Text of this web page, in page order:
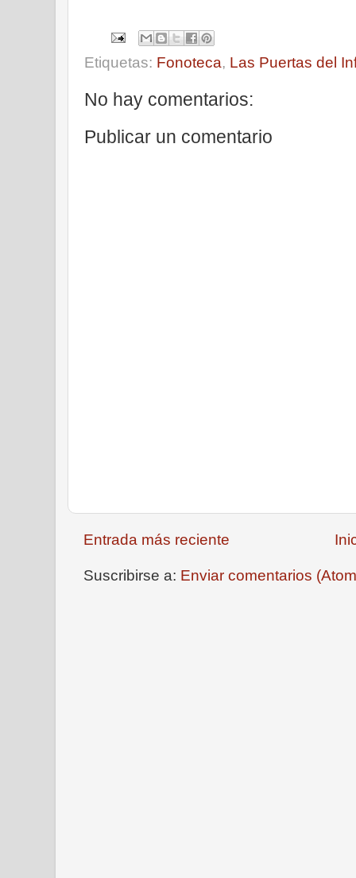
Etiquetas: Fonoteca, Las Puertas del
No hay comentarios:
Publicar un comentario
Entrada más reciente
Suscribirse a: Enviar comentarios